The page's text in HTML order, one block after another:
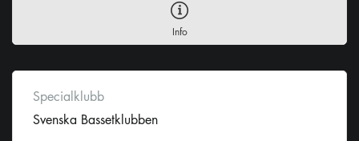
Info
Specialklubb
Svenska Bassetklubben